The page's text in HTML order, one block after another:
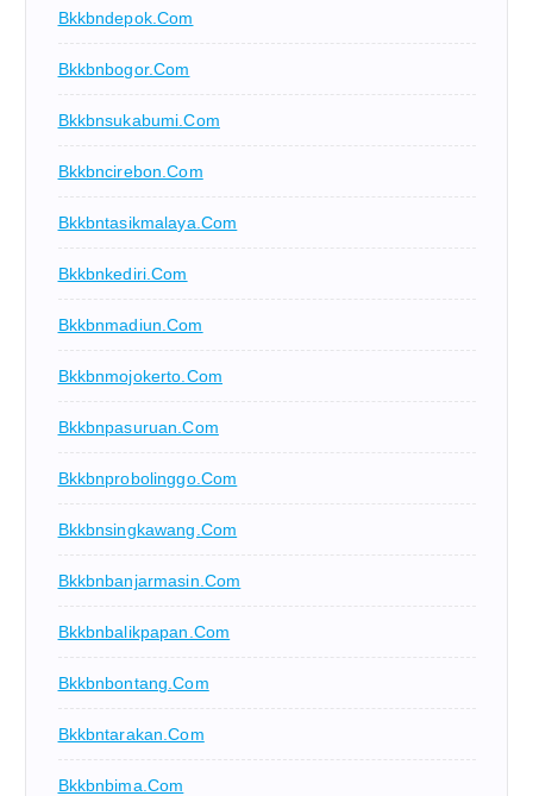
Bkkbndepok.com
Bkkbnbogor.com
Bkkbnsukabumi.com
Bkkbncirebon.com
Bkkbntasikmalaya.com
Bkkbnkediri.com
Bkkbnmadiun.com
Bkkbnmojokerto.com
Bkkbnpasuruan.com
Bkkbnprobolinggo.com
Bkkbnsingkawang.com
Bkkbnbanjarmasin.com
Bkkbnbalikpapan.com
Bkkbnbontang.com
Bkkbntarakan.com
Bkkbnbima.com